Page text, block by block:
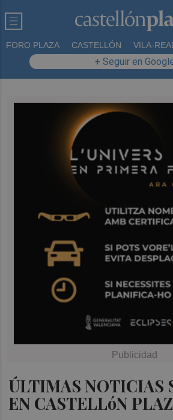
FORO PLAZA CASTELLÓN VILA-REAL
+ Seguir en
ÚLTIMAS NOTICIAS
EN CASTELLóN